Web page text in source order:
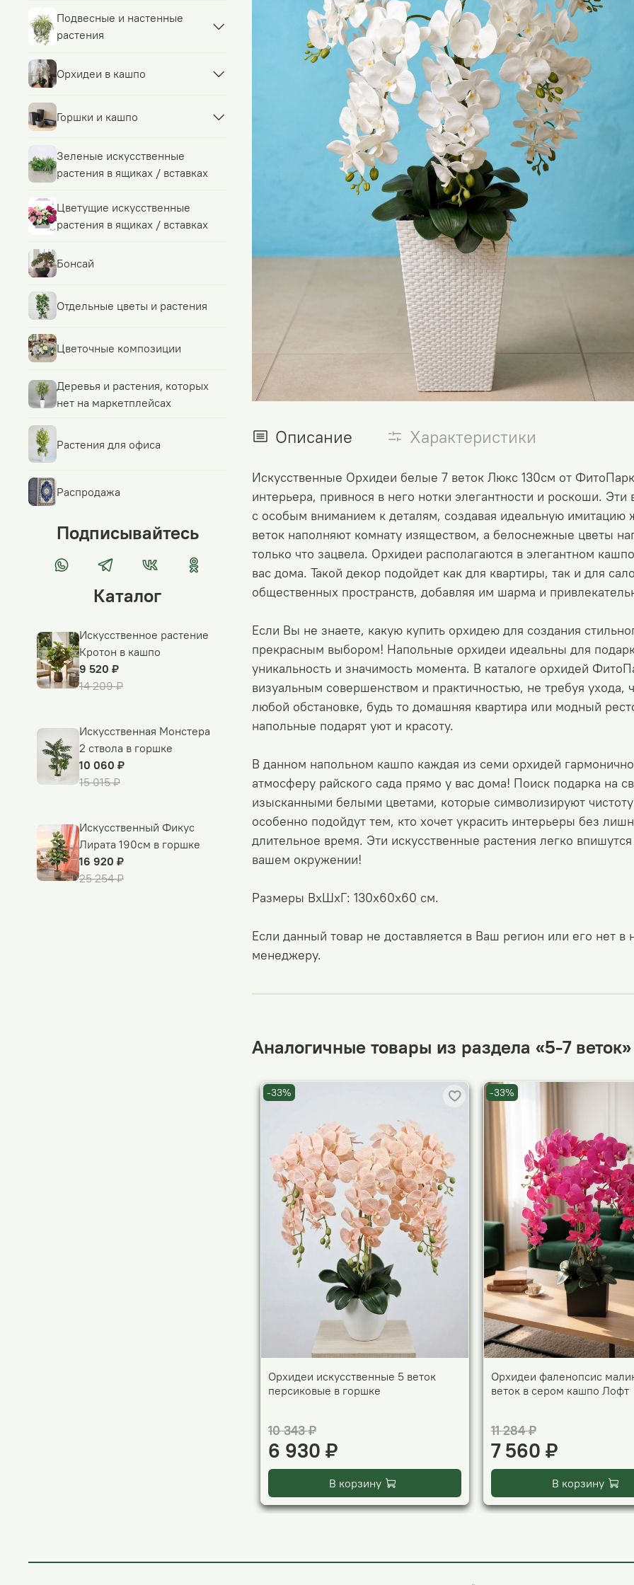
Описание Характеристики
Искусственные Орхидеи белые 7 веток Люкс 130см от
интерьера, привнося в него нотки элегантности и роскоши.
с особым вниманием к деталям, создавая идеальную
веток наполняют комнату изяществом, а белоснежные цветы
только что зацвела. Орхидеи располагаются в элегантном
вас дома. Такой декор подойдет как для квартиры, так и для
общественных пространств, добавляя им шарма и
Если Вы не знаете, какую купить орхидею для создания
прекрасным выбором! Напольные орхидеи идеальны для
уникальность и значимость момента. В каталоге орхидей
визуальным совершенством и практичностью, не требуя
любой обстановке, будь то домашняя квартира или модный
напольные подарят уют и красоту.
В данном напольном кашпо каждая из семи орхидей
атмосферу райского сада прямо у вас дома! Поиск подарка на
изысканными белыми цветами, которые символизируют
особенно подойдут тем, кто хочет украсить интерьеры без
длительное время. Эти искусственные растения легко
вашем окружении!
Размеры ВхШхГ: 130х60х60 см.
Если данный товар не доставляется в Ваш регион или его нет
менеджеру.
Аналогичные товары из раздела «5-7 веток»
-33%
Орхидеи искусственные 5 веток
персиковые в горшке
10 343 ₽
6 930 ₽
В корзину
-33%
Орхидеи фаленопсис
веток в сером кашпо Лофт
11 284 ₽
7 560 ₽
В корзину
Подвесные и настенные
растения
Орхидеи в кашпо
Горшки и кашпо
Зеленые искусственные
растения в ящиках / вставках
Цветущие искусственные
растения в ящиках / вставках
Бонсай
Отдельные цветы и растения
Цветочные композиции
Деревья и растения, которых
нет на маркетплейсах
Растения для офиса
Распродажа
Подписывайтесь
Каталог
Искусственное растение
Кротон в кашпо
9 520 ₽
14 209 ₽
Искусственная Монстера
2 ствола в горшке
10 060 ₽
15 015 ₽
Искусственный Фикус
Лирата 190см в горшке
16 920 ₽
25 254 ₽